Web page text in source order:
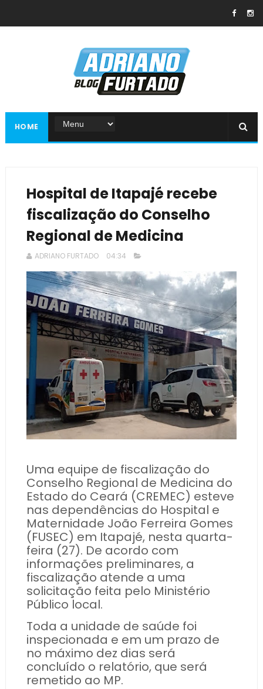
HOME
Hospital de Itapajé recebe
fiscalização do Conselho
Regional de Medicina
ADRIANO FURTADO 04:34
Uma equipe de fiscalização do
Conselho Regional de Medicina do
Estado do Ceará (CREMEC) esteve
nas dependências do Hospital e
Maternidade João Ferreira Gomes
(FUSEC) em Itapajé, nesta quarta-
feira (27). De acordo com
informações preliminares, a
fiscalização atende a uma
solicitação feita pelo Ministério
Público local.
Toda a unidade de saúde foi
inspecionada e em um prazo de
no máximo dez dias será
concluído o relatório, que será
remetido ao MP.